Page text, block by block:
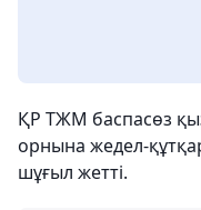
ҚР ТЖМ баспасөз
орнына жедел-
шұғыл жетті.